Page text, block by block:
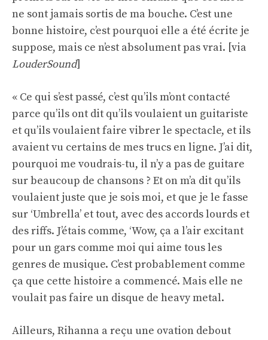
ne sont jamais sortis de ma bouche. C’est une
bonne histoire, c’est pourquoi elle a été écrite je
suppose, mais ce n’est absolument pas vrai. [via
LouderSound]
« Ce qui s’est passé, c’est qu’ils m’ont contacté
parce qu’ils ont dit qu’ils voulaient un guitariste
et qu’ils voulaient faire vibrer le spectacle, et ils
avaient vu certains de mes trucs en ligne. J’ai dit,
pourquoi me voudrais-tu, il n’y a pas de guitare
sur beaucoup de chansons ? Et on m’a dit qu’ils
voulaient juste que je sois moi, et que je le fasse
sur ‘Umbrella’ et tout, avec des accords lourds et
des riffs. J’étais comme, ‘Wow, ça a l’air excitant
pour un gars comme moi qui aime tous les
genres de musique. C’est probablement comme
ça que cette histoire a commencé. Mais elle ne
voulait pas faire un disque de heavy metal.
Ailleurs, Rihanna a reçu une ovation debout